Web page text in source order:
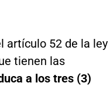
artículo 52 de la ley
tienen las
a los tres (3)